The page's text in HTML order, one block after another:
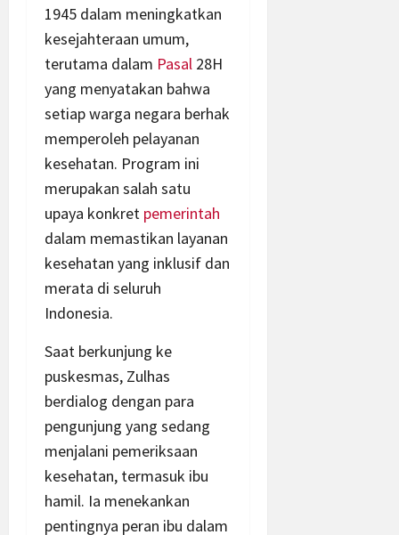
1945 dalam meningkatkan
kesejahteraan umum,
terutama dalam Pasal 28H
yang menyatakan bahwa
setiap warga negara berhak
memperoleh pelayanan
kesehatan. Program ini
merupakan salah satu
upaya konkret pemerintah
dalam memastikan layanan
kesehatan yang inklusif dan
merata di seluruh
Indonesia.
Saat berkunjung ke
puskesmas, Zulhas
berdialog dengan para
pengunjung yang sedang
menjalani pemeriksaan
kesehatan, termasuk ibu
hamil. Ia menekankan
pentingnya peran ibu dalam